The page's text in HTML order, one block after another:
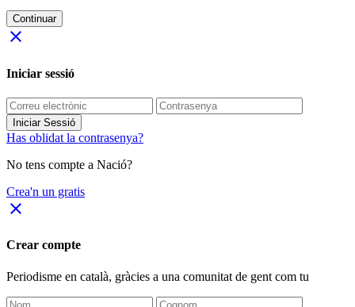
Continuar
close
Iniciar sessió
Iniciar Sessió
Has oblidat la contrasenya?
No tens compte a Nació?
Crea'n un gratis
close
Crear compte
Periodisme en català, gràcies a una comunitat de gent com tu